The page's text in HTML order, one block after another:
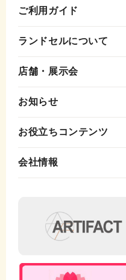
ご利用ガイド
ランドセルについて
店舗・展示会
お知らせ
お役立ちコンテンツ
会社情報